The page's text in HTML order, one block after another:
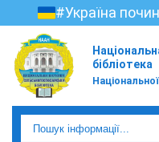
#Україна
бібліотека